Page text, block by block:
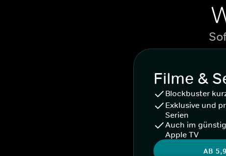
Filme &
Blockbuster
Exklusive und
Serien
Auch im
Apple TV
AB